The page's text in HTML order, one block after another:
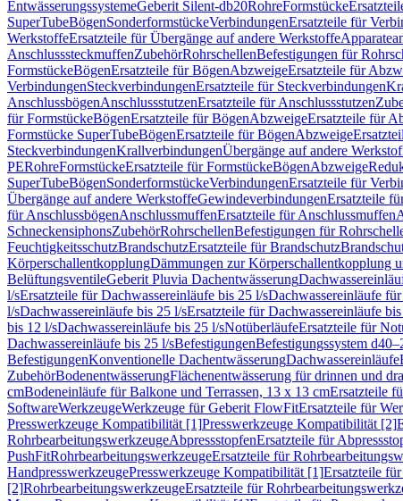
EntwässerungssystemeGeberit Silent-db20RohreFormstücke
SuperTubeBögenSonderformstückeVerbindungenErsatzteile für
WerkstoffeErsatzteile für Übergänge auf andere Werkstoffe
AnschlusssteckmuffenZubehörRohrschellenBefestigungen für
FormstückeBögenErsatzteile für BögenAbzweigeErsatzteile für
VerbindungenSteckverbindungenErsatzteile für Steckverbindungen
AnschlussbögenAnschlussstutzenErsatzteile für Anschlussstutzen
für FormstückeBögenErsatzteile für BögenAbzweigeErsatzteile für
Formstücke SuperTubeBögenErsatzteile für BögenAbzweige
SteckverbindungenKrallverbindungenÜbergänge auf andere
PERohreFormstückeErsatzteile für FormstückeBögenAbzweige
SuperTubeBögenSonderformstückeVerbindungenErsatzteile für
Übergänge auf andere WerkstoffeGewindeverbindungenErsatzteile
für AnschlussbögenAnschlussmuffenErsatzteile für Anschlussmuffen
SchneckensiphonsZubehörRohrschellenBefestigungen für
FeuchtigkeitsschutzBrandschutzErsatzteile für Brandschutz
KörperschallentkopplungDämmungen zur Körperschallentkopplung
BelüftungsventileGeberit Pluvia Dachentwässerung
l/sErsatzteile für Dachwassereinläufe bis 25 l/sDachwassereinläufe
l/sDachwassereinläufe bis 25 l/sErsatzteile für Dachwassereinläufe
bis 12 l/sDachwassereinläufe bis 25 l/sNotüberläufeErsatzteile für
Dachwassereinläufe bis 25 l/sBefestigungenBefestigungssystem
BefestigungenKonventionelle DachentwässerungDachwassereinläufe
ZubehörBodenentwässerungFlächenentwässerung für drinnen und
cmBodeneinläufe für Balkone und Terrassen, 13 x 13 cmErsatzteile
SoftwareWerkzeugeWerkzeuge für Geberit FlowFitErsatzteile für
Presswerkzeuge Kompatibilität [1]Presswerkzeuge Kompatibilität [2]
RohrbearbeitungswerkzeugeAbpressstopfenErsatzteile für
PushFitRohrbearbeitungswerkzeugeErsatzteile für
HandpresswerkzeugePresswerkzeuge Kompatibilität [1]Ersatzteile
[2]RohrbearbeitungswerkzeugeErsatzteile für